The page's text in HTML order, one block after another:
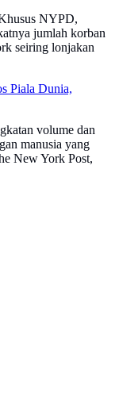
NYPD,
jumlah korban
seiring lonjakan
Piala Dunia,
volume dan
manusia yang
New York Post,